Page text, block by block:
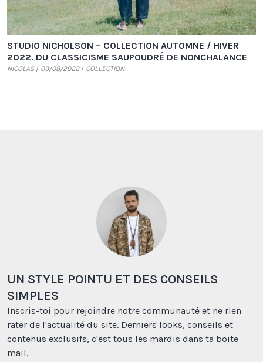
STUDIO NICHOLSON – COLLECTION AUTOMNE / HIVER
2022. DU CLASSICISME SAUPOUDRÉ DE NONCHALANCE
NICOLAS 09/08/2022 COLLECTION
UN STYLE POINTU ET DES CONSEILS
SIMPLES
Inscris-toi pour rejoindre notre communauté et ne rien
rater de l'actualité du site. Derniers looks, conseils et
contenus exclusifs, c'est tous les mardis dans ta boite
mail.